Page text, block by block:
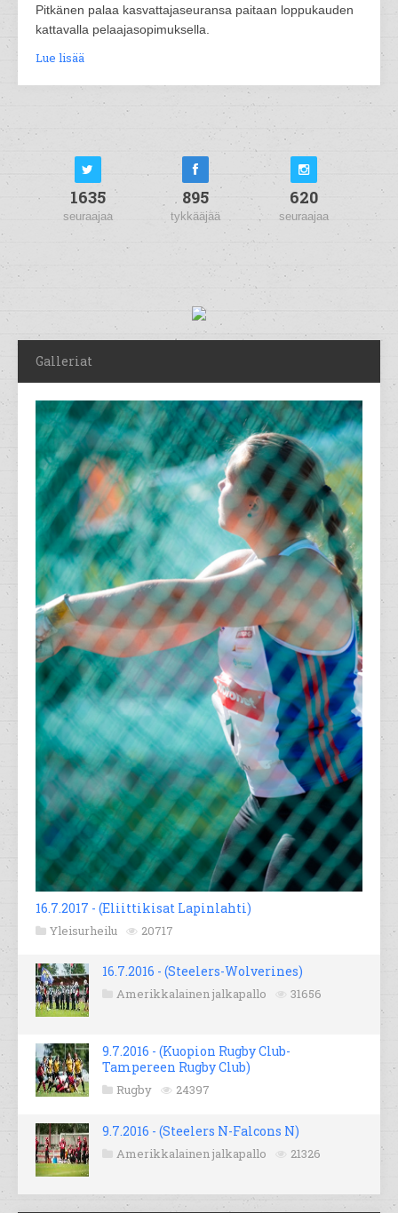
Pitkänen palaa kasvattajaseuransa paitaan loppukauden
kattavalla pelaajasopimuksella.
Lue lisää
1635
seuraajaa
895
tykkääjää
620
seuraajaa
Galleriat
16.7.2017 - (Eliittikisat Lapinlahti)
Yleisurheilu 20717
16.7.2016 - (Steelers-Wolverines)
Amerikkalainen jalkapallo 31656
9.7.2016 - (Kuopion Rugby Club-
Tampereen Rugby Club)
Rugby 24397
9.7.2016 - (Steelers N-Falcons N)
Amerikkalainen jalkapallo 21326